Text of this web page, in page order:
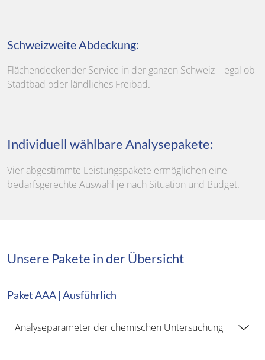
Schweizweite Abdeckung:
Flächendeckender Service in der ganzen Schweiz – egal ob
Stadtbad oder ländliches Freibad.
Individuell wählbare Analysepakete:
Vier abgestimmte Leistungspakete ermöglichen eine
bedarfsgerechte Auswahl je nach Situation und Budget.
Unsere Pakete in der Übersicht
Paket AAA | Ausführlich
Analyseparameter der chemischen Untersuchung